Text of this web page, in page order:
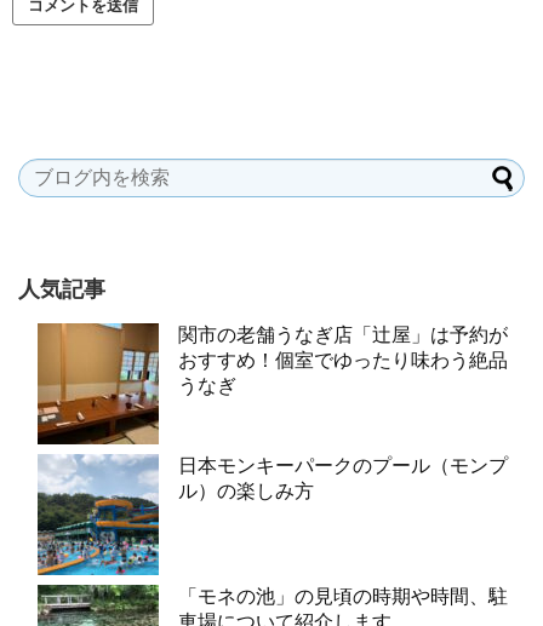
人気記事
関市の老舗うなぎ店「辻屋」は予約が
おすすめ！個室でゆったり味わう絶品
うなぎ
日本モンキーパークのプール（モンプ
ル）の楽しみ方
「モネの池」の見頃の時期や時間、駐